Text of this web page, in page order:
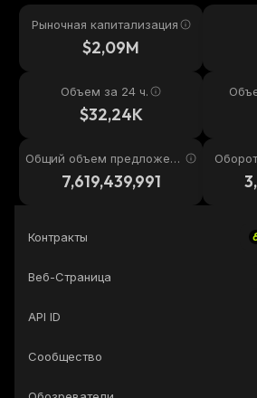
Рыночная капитализация
$2,09M
Объем за 24 ч.
$32,24K
Общий объем предложени
7,619,439,991
Контракты
Веб-Страница
API ID
Сообщество